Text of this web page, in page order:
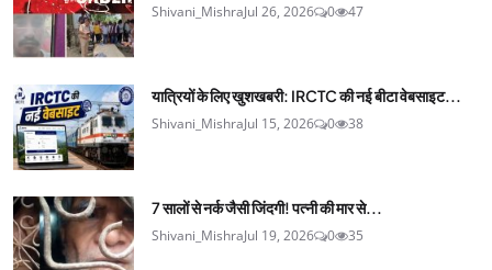
Shivani_MishraJul 26, 2026 0 47
यात्रियों के लिए खुशखबरी: IRCTC की नई बीटा वेबसाइट...
Shivani_MishraJul 15, 2026 0 38
7 सालों से नर्क जैसी जिंदगी! पत्नी की मार से...
Shivani_MishraJul 19, 2026 0 35